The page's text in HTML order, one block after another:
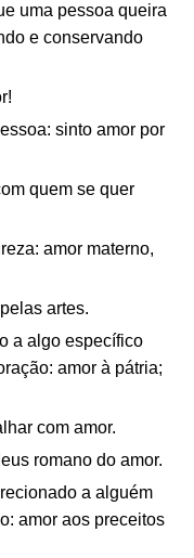
uma pessoa queira
e conservando
sinto amor por
quem se quer
amor materno,
artes.
a algo específico
amor à pátria;
com amor.
romano do amor.
a alguém
amor aos preceitos